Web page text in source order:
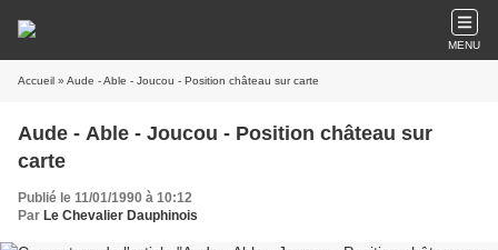
MENU
Accueil » Aude - Able - Joucou - Position château sur carte
Aude - Able - Joucou - Position château sur
carte
Publié le 11/01/1990 à 10:12
Par Le Chevalier Dauphinois